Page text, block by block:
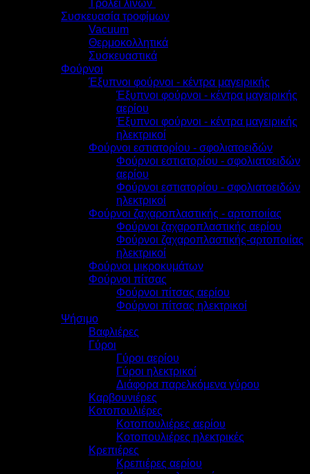
Τρόλεϊ λινών΄
Συσκευασία τροφίμων
Vacuum
Θερμοκολλητικά
Συσκευαστικά
Φούρνοι
Έξυπνοι φούρνοι - κέντρα μαγειρικής
Έξυπνοι φούρνοι - κέντρα μαγειρικής
αερίου
Έξυπνοι φούρνοι - κέντρα μαγειρικής
ηλεκτρικοί
Φούρνοι εστιατορίου - σφολιατοειδών
Φούρνοι εστιατορίου - σφολιατοειδών
αερίου
Φούρνοι εστιατορίου - σφολιατοειδών
ηλεκτρικοί
Φούρνοι ζαχαροπλαστικής - αρτοποιίας
Φούρνοι ζαχαροπλαστικής αερίου
Φούρνοι ζαχαροπλαστικής-αρτοποιίας
ηλεκτρικοί
Φούρνοι μικροκυμάτων
Φούρνοι πίτσας
Φούρνοι πίτσας αερίου
Φούρνοι πίτσας ηλεκτρικοί
Ψήσιμο
Βαφλιέρες
Γύροι
Γύροι αερίου
Γύροι ηλεκτρικοί
Διάφορα παρελκόμενα γύρου
Καρβουνιέρες
Κοτοπουλιέρες
Κοτοπουλιέρες αερίου
Κοτοπουλιέρες ηλεκτρικές
Κρεπιέρες
Κρεπιέρες αερίου